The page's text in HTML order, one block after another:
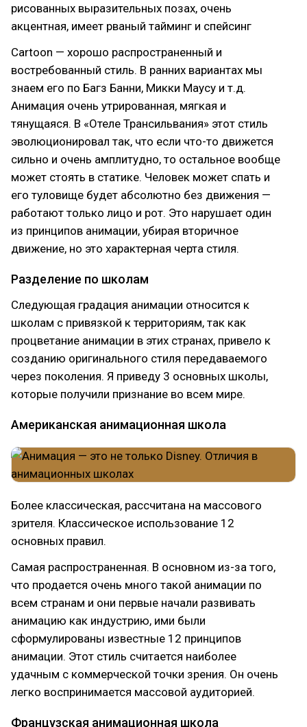
рисованных выразительных позах, очень
акцентная, имеет рваный тайминг и спейсинг
Cartoon — хорошо распространенный и
востребованный стиль. В ранних вариантах мы
знаем его по Багз Банни, Микки Маусу и т.д.
Анимация очень утрированная, мягкая и
тянущаяся. В «Отеле Трансильвания» этот стиль
эволюционировал так, что если что-то движется
сильно и очень амплитудно, то остальное вообще
может стоять в статике. Человек может спать и
его туловище будет абсолютно без движения —
работают только лицо и рот. Это нарушает один
из принципов анимации, убирая вторичное
движение, но это характерная черта стиля.
Разделение по школам
Следующая градация анимации относится к
школам с привязкой к территориям, так как
процветание анимации в этих странах, привело к
созданию оригинального стиля передаваемого
через поколения. Я приведу 3 основных школы,
которые получили признание во всем мире.
Американская анимационная школа
Более классическая, рассчитана на массового
зрителя. Классическое использование 12
основных правил.
Самая распространенная. В основном из-за того,
что продается очень много такой анимации по
всем странам и они первые начали развивать
анимацию как индустрию, ими были
сформулированы известные 12 принципов
анимации. Этот стиль считается наиболее
удачным с коммерческой точки зрения. Он очень
легко воспринимается массовой аудиторией.
Французская анимационная школа